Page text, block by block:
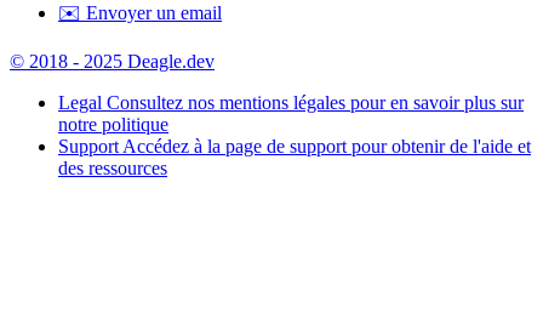
✉️ Envoyer un email
© 2018 - 2025 Deagle.dev
Legal Consultez nos mentions légales pour en savoir plus sur
notre politique
Support Accédez à la page de support pour obtenir de l'aide et
des ressources